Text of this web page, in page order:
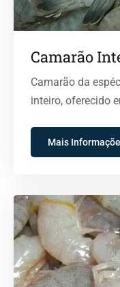
Camarão
Camarão da
inteiro, oferecido
Mais